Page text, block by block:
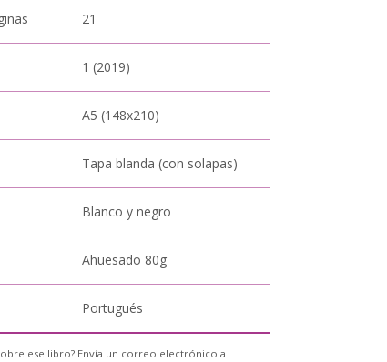
21
1 (2019)
A5 (148x210)
Tapa blanda (con solapas)
Blanco y negro
Ahuesado 80g
Portugués
ese libro? Envía un correo electrónico a